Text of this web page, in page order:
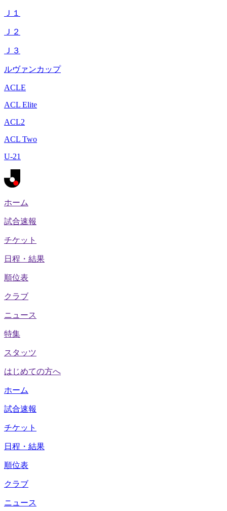
Ｊ１
Ｊ２
Ｊ３
ルヴァンカップ
ACLE
ACL Elite
ACL2
ACL Two
U-21
ホーム
試合速報
チケット
日程・結果
順位表
クラブ
ニュース
特集
スタッツ
はじめての方へ
ホーム
試合速報
チケット
日程・結果
順位表
クラブ
ニュース